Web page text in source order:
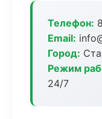
Телефон:
Email:
Город:
Режим
24/7